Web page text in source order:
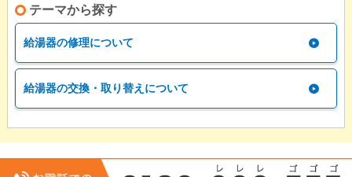
テーマから探す
給湯器の修理について
給湯器の交換・取り替えについて